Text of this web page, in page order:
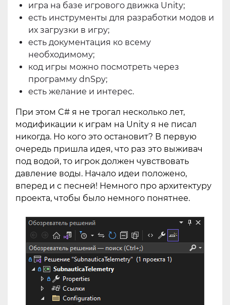
игра на базе игрового движка Unity;
есть инструменты для разработки модов и
их загрузки в игру;
есть документация ко всему
необходимому;
код игры можно посмотреть через
программу dnSpy;
есть желание и интерес.
При этом C# я не трогал несколько лет,
модификации к играм на Unity я не писал
никогда. Но кого это остановит? В первую
очередь пришла идея, что раз это выживач
под водой, то игрок должен чувствовать
давление воды. Начало идеи положено,
вперед и с песней! Немного про архитектуру
проекта, чтобы было немного понятнее.